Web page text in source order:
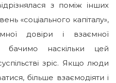
з поміж інших
«соціального капіталу»,
довіри і взаємної
наскільки цей
зріс. Якщо люди
більше взаємодіяти і